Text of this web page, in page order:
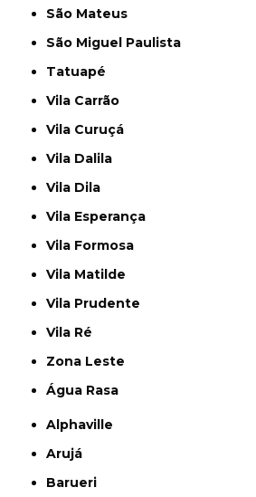
São Mateus
São Miguel Paulista
Tatuapé
Vila Carrão
Vila Curuçá
Vila Dalila
Vila Dila
Vila Esperança
Vila Formosa
Vila Matilde
Vila Prudente
Vila Ré
Zona Leste
Água Rasa
Alphaville
Arujá
Barueri